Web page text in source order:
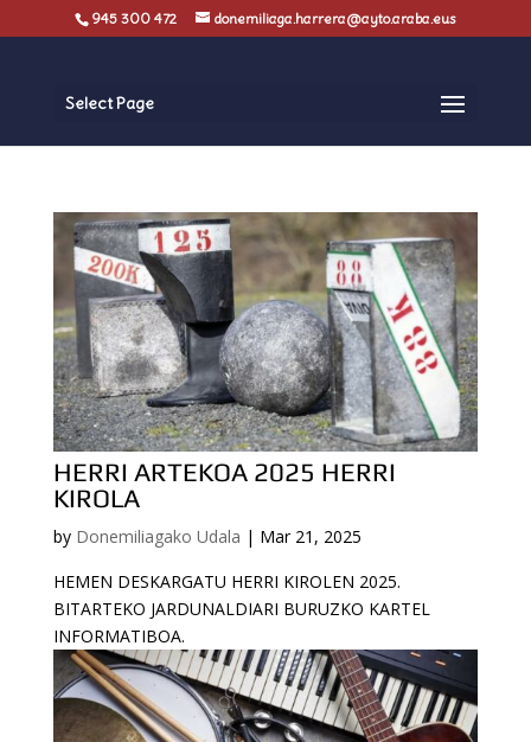
945 300 472 donemiliaga.harrera@ayto.araba.eus
Select Page
HERRI ARTEKOA 2025 HERRI
KIROLA
by Donemiliagako Udala | Mar 21, 2025
HEMEN DESKARGATU HERRI KIROLEN 2025.
BITARTEKO JARDUNALDIARI BURUZKO KARTEL
INFORMATIBOA.